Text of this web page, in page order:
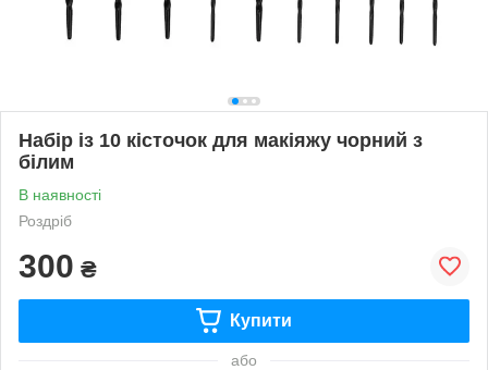
Набір із 10 кісточок для макіяжу чорний з
білим
В наявності
Роздріб
300 ₴
Купити
або